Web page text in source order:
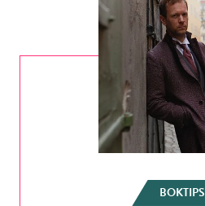
BOKTIPS